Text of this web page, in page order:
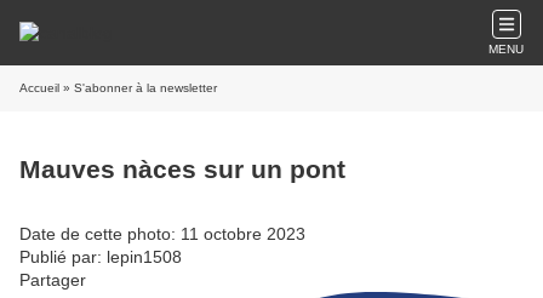
MENU
Accueil » S'abonner à la newsletter
Mauves nàces sur un pont
Date de cette photo: 11 octobre 2023
Publié par: lepin1508
Partager